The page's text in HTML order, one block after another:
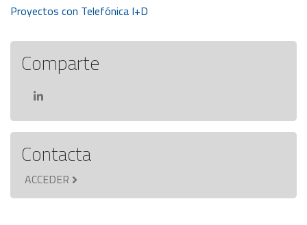
de
entradas
Proyectos con Telefónica I+D
Comparte
Contacta
ACCEDER